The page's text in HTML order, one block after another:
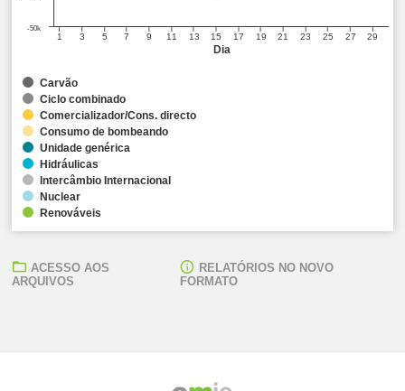
Dia
1 3 5 7 9 11 13 15 17 19 21 23 25 27 29
-50k
Carvão
Ciclo combinado
Comercializador/Cons. directo
Consumo de bombeando
Unidade genérica
Hidráulicas
Intercâmbio Internacional
Nuclear
Renováveis
ACESSO AOS
ARQUIVOS
RELATÓRIOS NO NOVO
FORMATO